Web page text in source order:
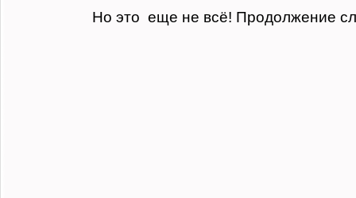
Но это еще не всё! Продолжение